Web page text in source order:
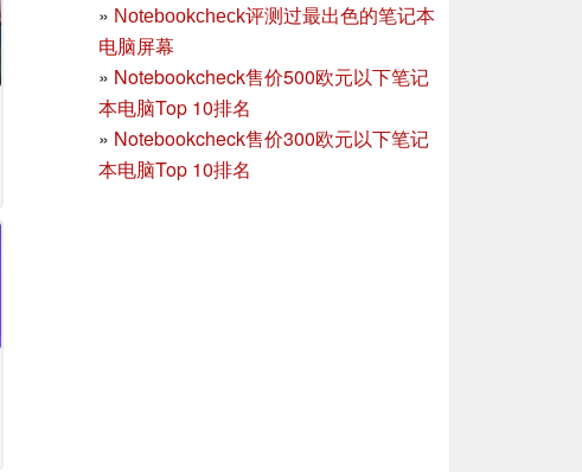
» Notebookcheck评测过最出色的笔记本
电脑屏幕
» Notebookcheck售价500欧元以下笔记
本电脑Top 10排名
» Notebookcheck售价300欧元以下笔记
本电脑Top 10排名